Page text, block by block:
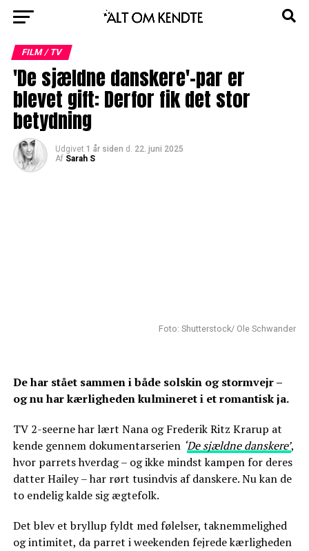
FILM / TV
'De sjældne danskere'-par er
blevet gift: Derfor fik det stor
betydning
Udgivet 1 år siden d. 22. juni 2025
Af Sarah S
Foto: Shutterstock/ Ole Schwander
De har stået sammen i både solskin og stormvejr –
og nu har kærligheden kulmineret i et romantisk ja.
TV 2-seerne har lært Nana og Frederik Ritz Krarup at
kende gennem dokumentarserien ‘De sjældne danskere’,
hvor parrets hverdag – og ikke mindst kampen for deres
datter Hailey – har rørt tusindvis af danskere. Nu kan de
to endelig kalde sig ægtefolk.
Det blev et bryllup fyldt med følelser, taknemmelighed
og intimitet, da parret i weekenden fejrede kærligheden